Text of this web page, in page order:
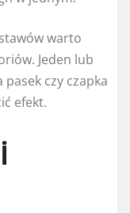
warto
Jeden lub
pasek czy czapka
efekt.